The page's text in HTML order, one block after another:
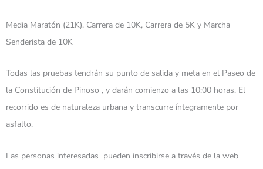
Media Maratón (21K), Carrera de 10K, Carrera de 5K y Marcha
Senderista de 10K
Todas las pruebas tendrán su punto de salida y meta en el Paseo de
la Constitución de Pinoso , y darán comienzo a las 10:00 horas. El
recorrido es de naturaleza urbana y transcurre íntegramente por
asfalto.
Las personas interesadas pueden inscribirse a través de la web